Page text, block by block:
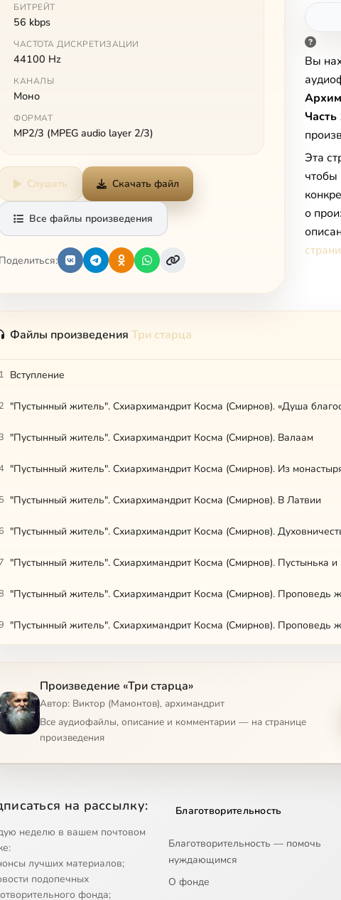
БИТРЕЙТ
56 kbps
ЧАСТОТА ДИСКРЕТИЗАЦИИ
44100 Hz
КАНАЛЫ
Моно
ФОРМАТ
MP2/3 (MPEG audio layer 2/3)
Слушать Скачать файл
Все файлы произведения
Поделиться:
Вы
Часть
Эта
чтобы
о
Файлы произведения Три старца
1 Вступление
2 "Пустынный житель". Схиархимандрит Косма (Смирнов). «Душа
3 "Пустынный житель". Схиархимандрит Косма (Смирнов). Валаам
"Пустынный житель". Схиархимандрит Косма (Смирнов). Из
5 "Пустынный житель". Схиархимандрит Косма (Смирнов). В Латвии
"Пустынный житель". Схиархимандрит Косма (Смирнов).
7 "Пустынный житель". Схиархимандрит Косма (Смирнов). Пустынька и
"Пустынный житель". Схиархимандрит Косма (Смирнов). Проповедь
"Пустынный житель". Схиархимандрит Косма (Смирнов). Проповедь
"Пустынный житель". Схиархимандрит Косма (Смирнов). Праведник
"Отец Пустыни". Архимандрит Таврион (Батозский). Часть 1
"Сердце пустыни". Архимандрит Серафим (Тяпочкин). "Священство
"Сердце пустыни". Архимандрит Серафим (Тяпочкин). Всегда пастырь
"Сердце пустыни". Архимандрит Серафим (Тяпочкин). Любить значит
Произведение «Три старца»
Автор: Виктор (Мамонтов), архимандрит
Все аудиофайлы, описание и комментарии — на странице
произведения
на рассылку:
неделю в вашем почтовом
лучших материалов;
подопечных
фонда;
Благотворительность
Благотворительность — помочь
нуждающимся
О фонде